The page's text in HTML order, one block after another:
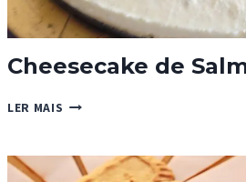
Cheesecake de
LER MAIS CHEESECAKE
E